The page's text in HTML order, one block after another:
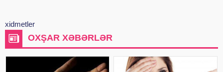
xidmetler
OXŞAR XƏBƏRLƏR